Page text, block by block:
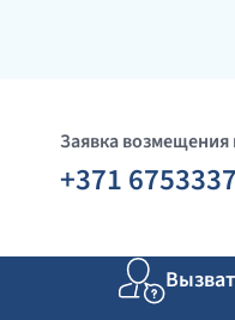
Заявка
+371